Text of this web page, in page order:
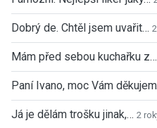
Dobrý de. Chtěl jsem uvařit…
Mám před sebou kuchařku z…
Paní Ivano, moc Vám
Já je dělám trošku jinak,… 2